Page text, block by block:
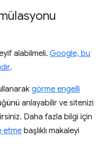
alabilmeli. Google, bu
.
görme engelli
anlayabilir ve sitenizi
Daha fazla bilgi için
etme başlıklı makaleyi